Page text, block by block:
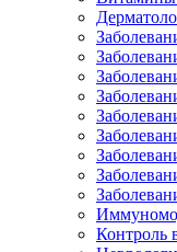
Контроль